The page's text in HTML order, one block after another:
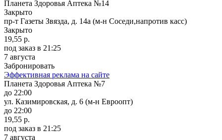
Планета Здоровья Аптека №14
Закрыто
пр-т Газеты Звязда, д. 14а (м-н Соседи,напротив касс)
Закрыто
19,55 р.
под заказ в 21:25
7 августа
Забронировать
Эффективная реклама на сайте
Планета Здоровья Аптека №7
до 22:00
ул. Казимировская, д. 6 (м-н Евроопт)
до 22:00
19,55 р.
под заказ в 21:25
7 августа